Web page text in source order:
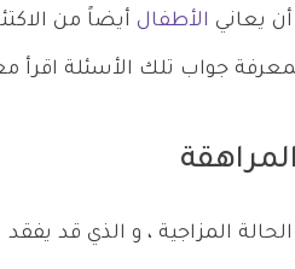
يعاني الأطفال أيضاً من
جواب تلك الأسئلة اقرأ
المزاجية ، و الذي قد